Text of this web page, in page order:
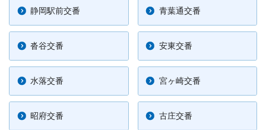
静岡駅前交番 青葉通交番
沓谷交番 安東交番
水落交番 宮ヶ崎交番
昭府交番 古庄交番